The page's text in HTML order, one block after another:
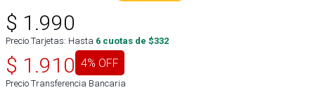
$ 1.990
Precio Tarjetas: Hasta 6 cuotas de $332
$ 1.910 4% OFF
Precio Transferencia Bancaria